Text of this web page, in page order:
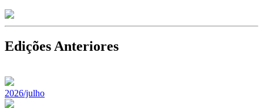
Edições Anteriores
2026/julho